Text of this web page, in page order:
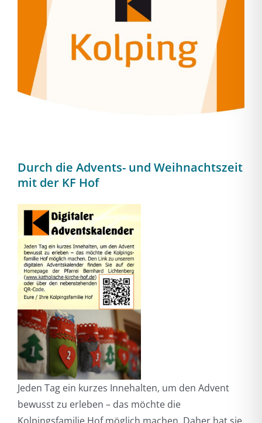
Durch die Advents- und Weihnachtszeit
mit der KF Hof
Jeden Tag ein kurzes Innehalten, um den Advent
bewusst zu erleben – das möchte die